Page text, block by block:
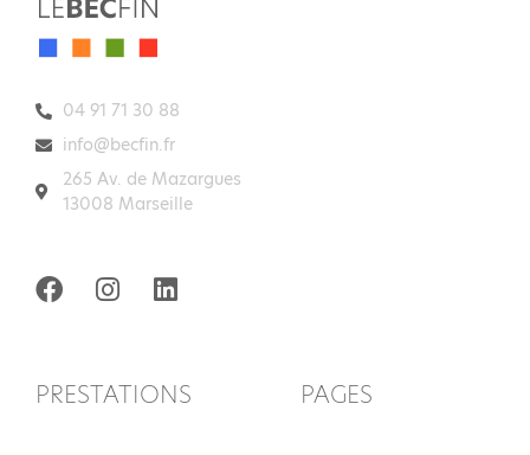
04 91 71 30 88
info@becfin.fr
265 Av. de Mazargues
13008 Marseille
PRESTATIONS PAGES